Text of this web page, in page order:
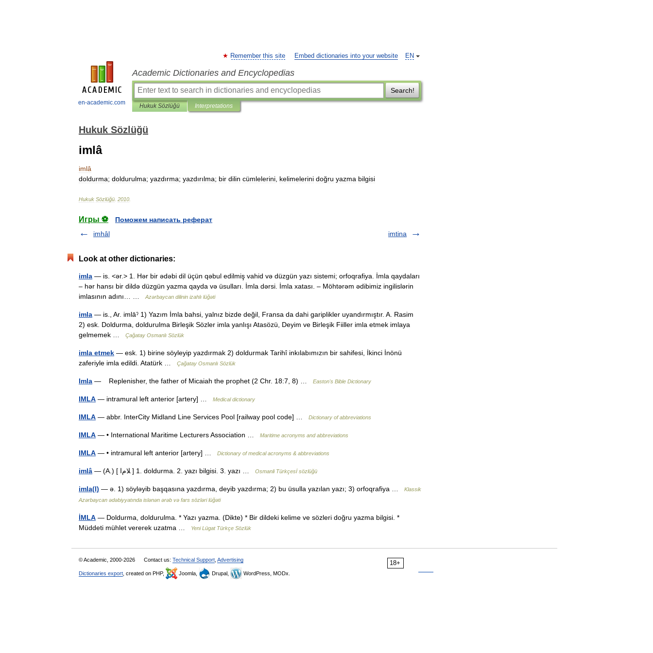
en-academic.com
EN
Remember this site Embed dictionaries into your website
Academic Dictionaries and Encyclopedias
Search!
Hukuk Sözlüğü Interpretations
Hukuk Sözlüğü
imlâ
imlâ
doldurma; doldurulma; yazdırma; yazdırılma; bir dilin cümlelerini kelimelerini doğru yazma bilgisi
Hukuk Sözlüğü 2010
Игры ⚽
Поможем написать реферат
imhâl
imtina
Look at other dictionaries:
imla — is. <ər.> 1. Hər bir ədəbi dil üçün qəbul edilmiş vahid və düzgün yazı sistemi; orfoqrafiya. İmla qaydaları
– hər hansı bir dildə düzgün yazma qayda və üsulları. İmla dərsi. İmla xatası. – Möhtərəm ədibimiz ingilislərin
imlasının adını… …
Azərbaycan dilinin izahlı lüğəti
imla — is., Ar. imlāˀ 1) Yazım İmla bahsi, yalnız bizde değil, Fransa da dahi gariplikler uyandırmıştır. A. Rasim
2) esk. Doldurma, doldurulma Birleşik Sözler imla yanlışı Atasözü, Deyim ve Birleşik Fiiller imla etmek imlaya
gelmemek …
Çağatay Osmanlı Sözlük
imla etmek — esk. 1) birine söyleyip yazdırmak 2) doldurmak Tarihî inkılabımızın bir sahifesi, İkinci İnönü
zaferiyle imla edildi. Atatürk …
Çağatay Osmanlı Sözlük
Imla — Replenisher, the father of Micaiah the prophet (2 Chr. 18:7, 8) … Easton's Bible Dictionary
IMLA — intramural left anterior [artery] … Medical dictionary
IMLA — abbr. InterCity Midland Line Services Pool [railway pool code] … Dictionary of abbreviations
IMLA — • International Maritime Lecturers Association … Maritime acronyms and abbreviations
IMLA — • intramural left anterior [artery] … Dictionary of medical acronyms & abbreviations
imlâ — (A.) [ ﻼﻡا ] 1. doldurma. 2. yazı bilgisi. 3. yazı … Osmanli Türkçesİ sözlüğü
imla(l) — ə. 1) söyləyib başqasına yazdırma, deyib yazdırma; 2) bu üsulla yazılan yazı; 3) orfoqrafiya …
Klassik
Azərbaycan ədəbiyyatında islənən ərəb və fars sözləri lüğəti
İMLA — Doldurma, doldurulma. * Yazı yazma. (Dikte) * Bir dildeki kelime ve sözleri doğru yazma bilgisi. *
Müddeti mühlet vererek uzatma …
Yeni Lügat Türkçe Sözlük
18+
© Academic, 2000-2026 Contact us: Technical Support Advertising
Dictionaries export , created on PHP, Joomla, Drupal, WordPress, MODx.